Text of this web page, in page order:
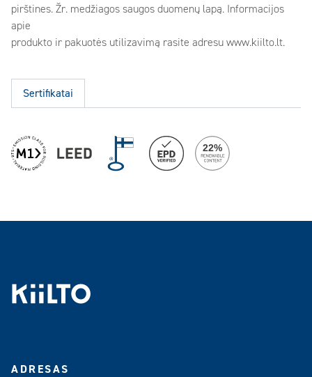
pirštines. Žr. medžiagos saugos duomenų lapą. Informacijos
apie
produkto ir pakuotės utilizavimą rasite adresu www.kiilto.lt.
Sertifikatai
ADRESAS